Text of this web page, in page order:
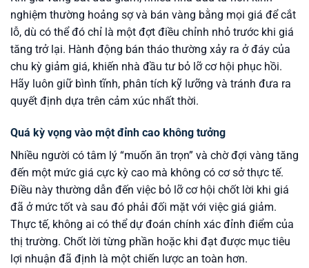
nghiệm thường hoảng sợ và bán vàng bằng mọi giá để cắt
lỗ, dù có thể đó chỉ là một đợt điều chỉnh nhỏ trước khi giá
tăng trở lại. Hành động bán tháo thường xảy ra ở đáy của
chu kỳ giảm giá, khiến nhà đầu tư bỏ lỡ cơ hội phục hồi.
Hãy luôn giữ bình tĩnh, phân tích kỹ lưỡng và tránh đưa ra
quyết định dựa trên cảm xúc nhất thời.
Quá kỳ vọng vào một đỉnh cao không tưởng
Nhiều người có tâm lý “muốn ăn trọn” và chờ đợi vàng tăng
đến một mức giá cực kỳ cao mà không có cơ sở thực tế.
Điều này thường dẫn đến việc bỏ lỡ cơ hội chốt lời khi giá
đã ở mức tốt và sau đó phải đối mặt với việc giá giảm.
Thực tế, không ai có thể dự đoán chính xác đỉnh điểm của
thị trường. Chốt lời từng phần hoặc khi đạt được mục tiêu
lợi nhuận đã định là một chiến lược an toàn hơn.